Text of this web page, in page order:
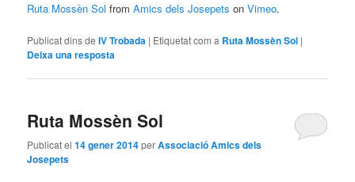
Ruta Mossèn Sol fromAmics dels Josepets onVimeo.
Publicat dins de IV Trobada | Etiquetat com a Ruta Mossèn Sol |
Deixa una resposta
Ruta Mossèn Sol
Publicat el14 gener 2014perAssociació Amics dels
Josepets